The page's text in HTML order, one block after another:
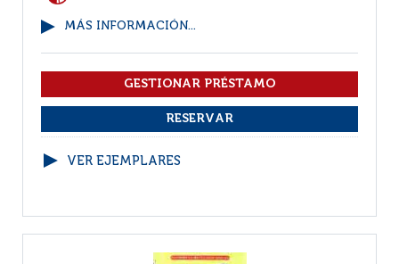
MÁS INFORMACIÓN...
VER EJEMPLARES